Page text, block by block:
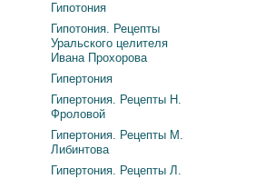
Гипотония
Гипотония. Рецепты
Уральского целителя
Ивана Прохорова
Гипертония
Гипертония. Рецепты Н.
Фроловой
Гипертония. Рецепты М.
Либинтова
Гипертония. Рецепты Л.